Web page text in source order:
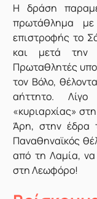
Η δράση
πρωτάθλημα
επιστροφής το
και μετά την
Πρωταθλητές
τον Βόλο,
αήττητο.
«κυριαρχίας»
Άρη, στην έδρα
Παναθηναϊκός
από τη Λαμία, να
στη Λεωφόρο!